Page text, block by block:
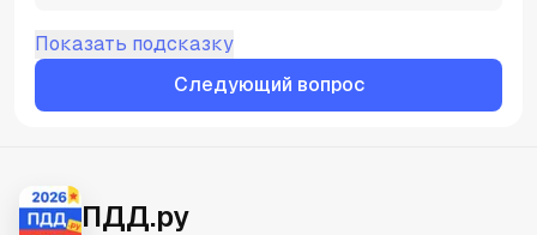
Показать подсказку
Следующий вопрос
ПДД.ру